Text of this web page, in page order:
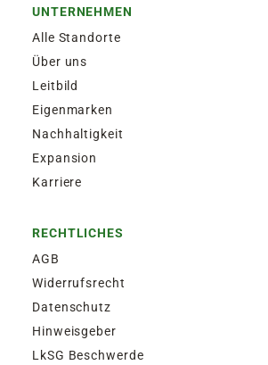
UNTERNEHMEN
Alle Standorte
Über uns
Leitbild
Eigenmarken
Nachhaltigkeit
Expansion
Karriere
RECHTLICHES
AGB
Widerrufsrecht
Datenschutz
Hinweisgeber
LkSG Beschwerde